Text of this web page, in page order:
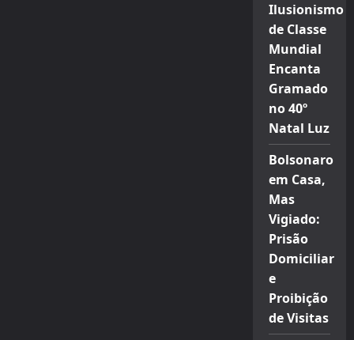
Ilusionismo
de Classe
Mundial
Encanta
Gramado
no 40º
Natal Luz
Bolsonaro
em Casa,
Mas
Vigiado:
Prisão
Domiciliar
e
Proibição
de Visitas